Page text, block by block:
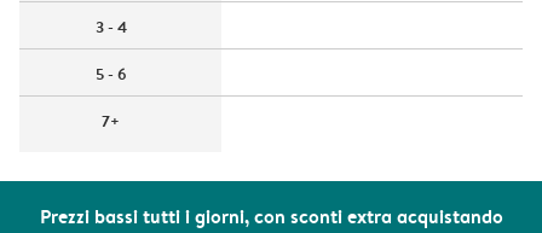
Prezzi bassi tutti i giorni, con sconti extra acquistando
3 - 4
5 - 6
7+